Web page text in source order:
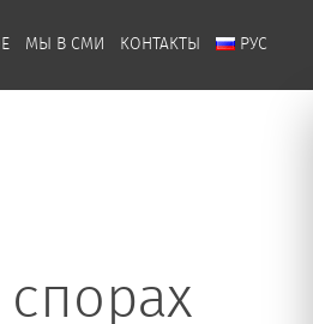
МЫ В СМИ КОНТАКТЫ РУС